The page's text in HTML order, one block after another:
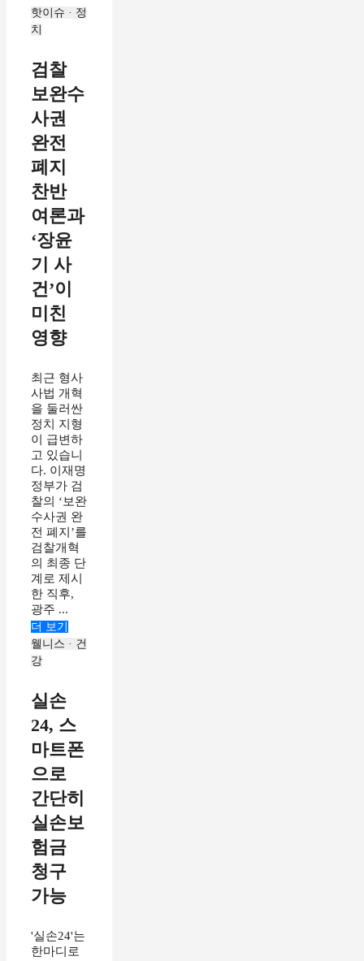
핫이슈 · 정
치
검찰
보완수
사권
완전
폐지
찬반
여론과
‘장윤
기 사
건’이
미친
영향
최근 형사
사법 개혁
을 둘러싼
정치 지형
이 급변하
고 있습니
다. 이재명
정부가 검
찰의 ‘보완
수사권 완
전 폐지’를
검찰개혁
의 최종 단
계로 제시
한 직후,
광주 ...
더 보기
웰니스 · 건
강
실손
24, 스
마트폰
으로
간단히
실손보
험금
청구
가능
'실손24'는
한마디로